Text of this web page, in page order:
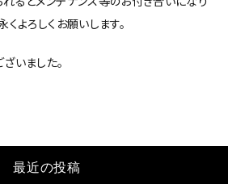
よろしくお願いします。
いました。
最近の投稿